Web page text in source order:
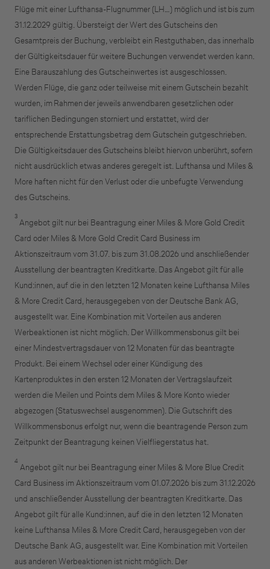
Flüge mit einer Lufthansa-Flugnummer (LH…) möglich und ist bis zum
31.12.2029 gültig. Übersteigt der Wert des Gutscheins den
Gesamtpreis der Buchung, verbleibt ein Restguthaben, das innerhalb
der Gültigkeitsdauer für weitere Buchungen verwendet werden kann.
Eine Barauszahlung des Gutscheinwertes ist ausgeschlossen.
Werden Flüge, die ganz oder teilweise mit einem Gutschein bezahlt
wurden, im Rahmen der jeweils anwendbaren gesetzlichen oder
tariflichen Bedingungen storniert und erstattet, wird der
entsprechende Erstattungsbetrag dem Gutschein gutgeschrieben.
Die Gültigkeitsdauer des Gutscheins bleibt hiervon unberührt, sofern
nicht ausdrücklich etwas anderes geregelt ist. Lufthansa und Miles &
More haften nicht für den Verlust oder die unbefugte Verwendung
des Gutscheins.
3
Angebot gilt nur bei Beantragung einer Miles & More Gold Credit
Card oder Miles & More Gold Credit Card Business im
Aktionszeitraum vom 31.07. bis zum 31.08.2026 und anschließender
Ausstellung der beantragten Kreditkarte. Das Angebot gilt für alle
Kund:innen, auf die in den letzten 12 Monaten keine Lufthansa Miles
& More Credit Card, herausgegeben von der Deutsche Bank AG,
ausgestellt war. Eine Kombination mit Vorteilen aus anderen
Werbeaktionen ist nicht möglich. Der Willkommensbonus gilt bei
einer Mindestvertragsdauer von 12 Monaten für das beantragte
Produkt. Bei einem Wechsel oder einer Kündigung des
Kartenproduktes in den ersten 12 Monaten der Vertragslaufzeit
werden die Meilen und Points dem Miles & More Konto wieder
abgezogen (Statuswechsel ausgenommen). Die Gutschrift des
Willkommensbonus erfolgt nur, wenn die beantragende Person zum
Zeitpunkt der Beantragung keinen Vielfliegerstatus hat.
4
Angebot gilt nur bei Beantragung einer Miles & More Blue Credit
Card Business im Aktionszeitraum vom 01.07.2026 bis zum 31.12.2026
und anschließender Ausstellung der beantragten Kreditkarte. Das
Angebot gilt für alle Kund:innen, auf die in den letzten 12 Monaten
keine Lufthansa Miles & More Credit Card, herausgegeben von der
Deutsche Bank AG, ausgestellt war. Eine Kombination mit Vorteilen
aus anderen Werbeaktionen ist nicht möglich. Der
Kreditkarte beantragen
Suchen Sie eine Kreditkarte für die geschäftliche
Nutzung? Oder möchten Sie Kreditkarten für Ihr
Unternehmen beantragen?​
Über die Auswahl gelangen Sie direkt in den
gewünschten Antrag.
Geschäftliche Nutzung
Selbstständige
(z.B. Gewerbetreibender, Handwerker,
Freiberufler)
Unternehmen
(z.B. e.K., Personengesellschaft (inkl. GbR),
GmbH)